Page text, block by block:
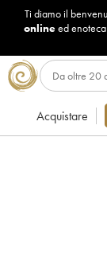
Ti diamo il
onlineed
Acquistare